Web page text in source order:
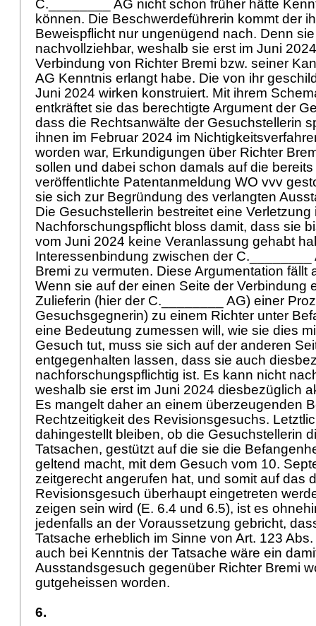
C.________ AG nicht schon früher hätte
können. Die Beschwerdeführerin kommt der
Beweispflicht nur ungenügend nach. Denn
nachvollziehbar, weshalb sie erst im Juni
Verbindung von Richter Bremi bzw. seiner
AG Kenntnis erlangt habe. Die von ihr
Juni 2024 wirken konstruiert. Mit ihrem
entkräftet sie das berechtigte Argument der
dass die Rechtsanwälte der Gesuchstellerin
ihnen im Februar 2024 im
worden war, Erkundigungen über Richter
sollen und dabei schon damals auf die
veröffentlichte Patentanmeldung WO vvv
sie sich zur Begründung des verlangten
Die Gesuchstellerin bestreitet eine Verletzung
Nachforschungspflicht bloss damit, dass sie
vom Juni 2024 keine Veranlassung gehabt
Interessenbindung zwischen der C.________
Bremi zu vermuten. Diese Argumentation fällt
Wenn sie auf der einen Seite der Verbindung
Zulieferin (hier der C.________ AG) einer
Gesuchsgegnerin) zu einem Richter unter
eine Bedeutung zumessen will, wie sie dies
Gesuch tut, muss sie sich auf der anderen
entgegenhalten lassen, dass sie auch
nachforschungspflichtig ist. Es kann nicht
weshalb sie erst im Juni 2024 diesbezüglich
Es mangelt daher an einem überzeugenden
Rechtzeitigkeit des Revisionsgesuchs.
dahingestellt bleiben, ob die Gesuchstellerin
Tatsachen, gestützt auf die sie die
geltend macht, mit dem Gesuch vom 10.
zeitgerecht angerufen hat, und somit auf das
Revisionsgesuch überhaupt eingetreten
zeigen sein wird (E. 6.4 und 6.5), ist es
jedenfalls an der Voraussetzung gebricht,
Tatsache erheblich im Sinne von Art. 123
auch bei Kenntnis der Tatsache wäre ein
Ausstandsgesuch gegenüber Richter Bremi
gutgeheissen worden.
6.